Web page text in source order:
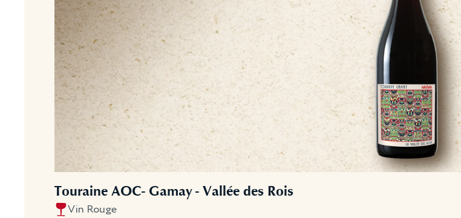
Touraine AOC- Gamay - Vallée des Rois
Vin Rouge